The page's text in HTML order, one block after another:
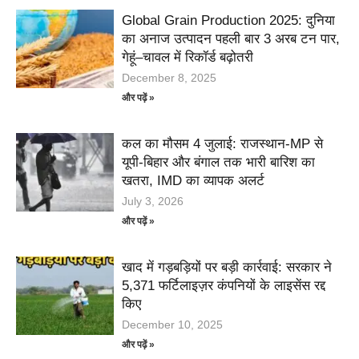
Global Grain Production 2025: दुनिया
का अनाज उत्पादन पहली बार 3 अरब टन पार,
गेहूं–चावल में रिकॉर्ड बढ़ोतरी
December 8, 2025
और पढ़ें »
कल का मौसम 4 जुलाई: राजस्थान-MP से
यूपी-बिहार और बंगाल तक भारी बारिश का
खतरा, IMD का व्यापक अलर्ट
July 3, 2026
और पढ़ें »
खाद में गड़बड़ियों पर बड़ी कार्रवाई: सरकार ने
5,371 फर्टिलाइज़र कंपनियों के लाइसेंस रद्द
किए
December 10, 2025
और पढ़ें »